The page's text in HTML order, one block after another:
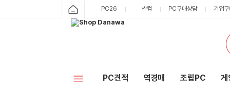
PC26 싼컴 PC구매상담 기업
PC견적 역경매 조립PC 게